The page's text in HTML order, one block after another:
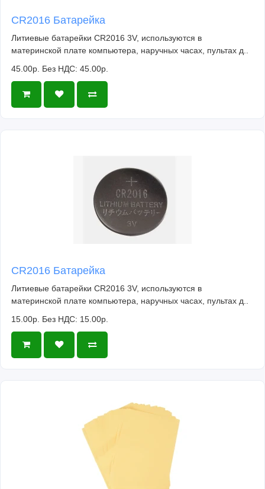
CR2016 Батарейка
Литиевые батарейки CR2016 3V, используются в
материнской плате компьютера, наручных часах, пультах д..
45.00р. Без НДС: 45.00р.
CR2016 Батарейка
Литиевые батарейки CR2016 3V, используются в
материнской плате компьютера, наручных часах, пультах д..
15.00р. Без НДС: 15.00р.